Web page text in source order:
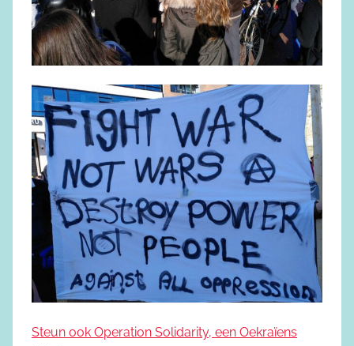
Steun ook Operation Solidarity, een Oekraïens